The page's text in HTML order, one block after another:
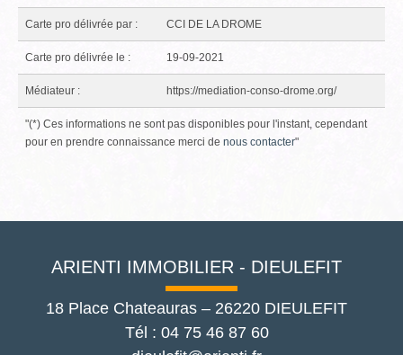
Carte pro délivrée par : CCI DE LA DROME
Carte pro délivrée le : 19-09-2021
Médiateur : https://mediation-conso-drome.org/
"(*) Ces informations ne sont pas disponibles pour l'instant, cependant
pour en prendre connaissance merci de nous contacter"
ARIENTI IMMOBILIER - DIEULEFIT
18 Place Chateauras – 26220 DIEULEFIT
Tél : 04 75 46 87 60